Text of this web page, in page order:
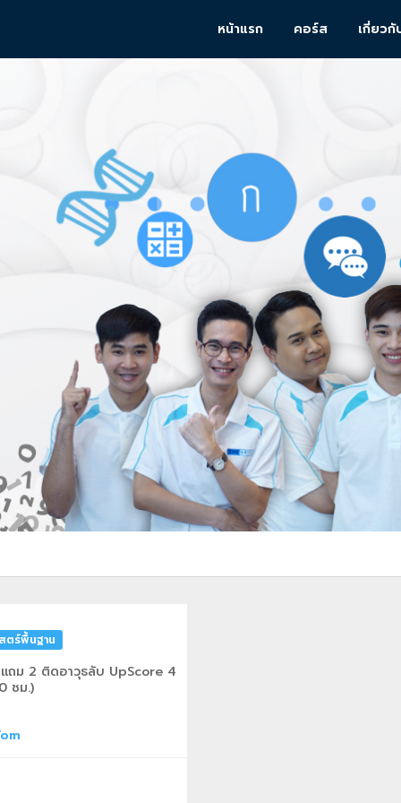
หน้าแรก คอร์ส เกี่ยวกั
ตร์พื้นฐาน
ถม 2 ติดอาวุธลับ UpScore 4
ชม.)